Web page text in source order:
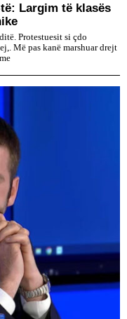
Largim të klasës
Protestuesit si çdo
Më pas kanë marshuar drejt